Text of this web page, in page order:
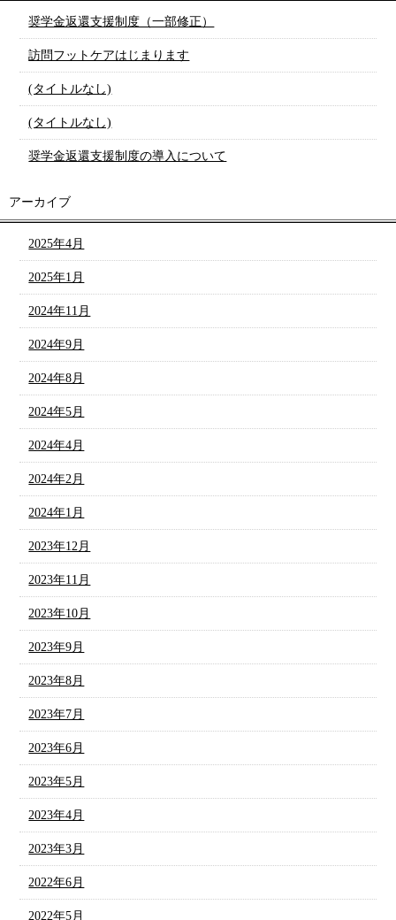
奨学金返還支援制度（一部修正）
訪問フットケアはじまります
(タイトルなし)
(タイトルなし)
奨学金返還支援制度の導入について
アーカイブ
2025年4月
2025年1月
2024年11月
2024年9月
2024年8月
2024年5月
2024年4月
2024年2月
2024年1月
2023年12月
2023年11月
2023年10月
2023年9月
2023年8月
2023年7月
2023年6月
2023年5月
2023年4月
2023年3月
2022年6月
2022年5月